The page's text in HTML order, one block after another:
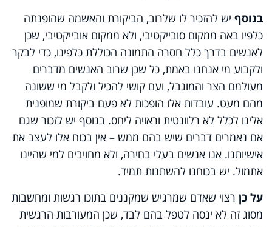
בנוסף יש להזכיר לו שלרוב, הביקורת והאשמה שהופנתה
כלפיו באה ממקום סובייקטיבי, ולא ממקום אובייקטיבי, שכן
לאנשים בדרך כלל חסרה התמונה הכוללת כלפינו, כדי לבקר
ולקבוע מי אנחנו באמת, כל שכן שרוב האנשים מדברים
מעולמם הצר והמוגבל, ועם קושי להכיל ולקבל מי ששונה
מהם מעט. עובדות אלו הופכות לא פעם ביקורת שמופנית
אלינו לכלל לא רלוונטית וראויה ליחס. בנוסף יש לזכור שגם
אם נאמרים דברים שיש בהם ממש – אין בכוח אלו לעצב את
אישיותנו. אנו אנשים בעלי בחירה, ולא מחויבים למי שהיינו
אתמול. יש בכוחנו להשתנות תמיד.
על כן רצוי שאדם שמרגיש שמקננים בתוכו רגשות ומחשבות
מסוג זה לא ינסה לטפל בהם לבד, שכן המעורבות הרגשית